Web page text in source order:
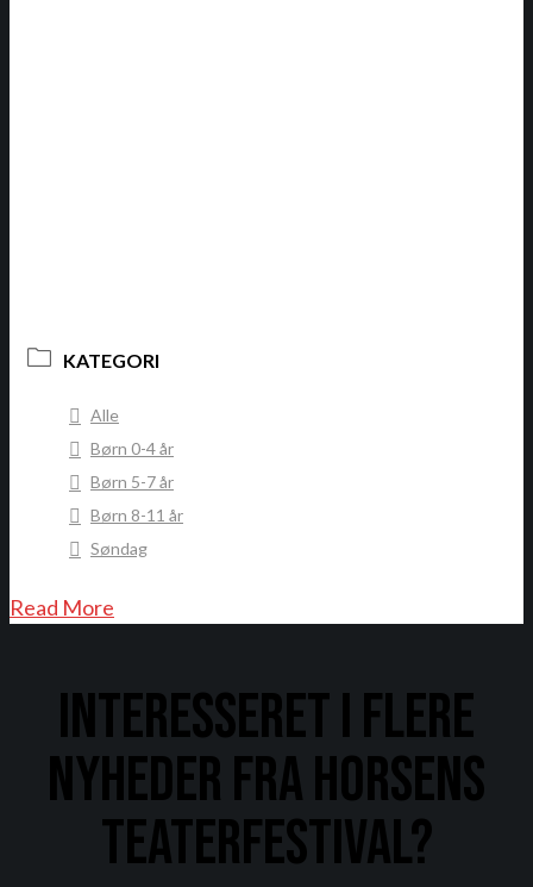
KATEGORI
Alle
Børn 0-4 år
Børn 5-7 år
Børn 8-11 år
Søndag
Read More
Interesseret i flere
nyheder fra Horsens
Teaterfestival?